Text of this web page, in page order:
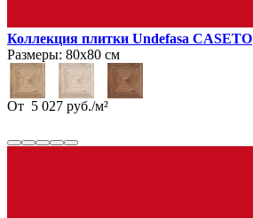
Коллекция плитки Undefasa CASETO
Размеры: 80х80 см
От 5 027 руб./м²